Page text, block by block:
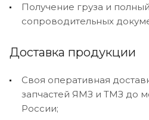
Получение груза и
сопроводительных
Доставка продукции
Своя оперативная
запчастей ЯМЗ и ТМЗ до
России;